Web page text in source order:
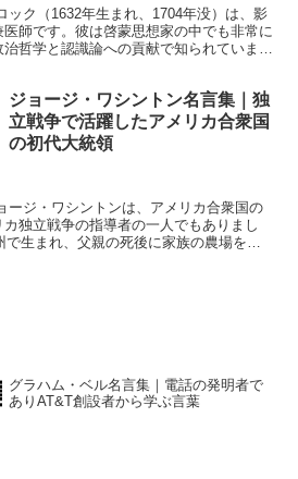
ック（1632年生まれ、1704年没）は、影
師です。彼は啓蒙思想家の中でも非常に
哲学と認識論への貢献で知られていま
ジョージ・ワシントン名言集｜独
立戦争で活躍したアメリカ合衆国
の初代大統領
ージ・ワシントンは、アメリカ合衆国の
独立戦争の指導者の一人でもありまし
生まれ、父親の死後に家族の農場を経
グラハム・ベル名言集｜電話の発明者で
ありAT&T創設者から学ぶ言葉